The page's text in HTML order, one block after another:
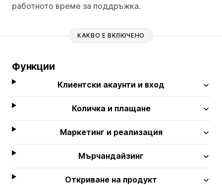
работното време за поддръжка.
КАКВО Е ВКЛЮЧЕНО
Функции
Клиентски акаунти и вход
Количка и плащане
Маркетинг и реализация
Мърчандайзинг
Откриване на продукт